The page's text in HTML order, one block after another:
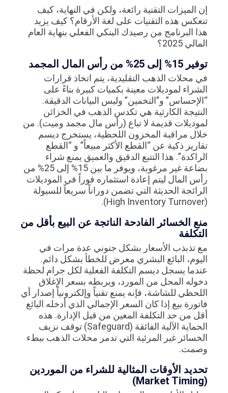
إن الميزات التقنية رائعة، ولكن في النهاية، كيف
تنعكس هذه التقنيات على لغة الأرقام؟ كيف يزيد
هذا البرنامج من رصيدك البنكي الفعلي بنهاية العام
المالي 2025؟
توفير 15% إلى 25% من رأس المال المجمد
في محلات الذهب التقليدية، يتم اتخاذ قرارات
الشراء لموديلات معينة بكميات كبيرة بناءً على
“الإحساس” و”التخمين” وليس البيانات الدقيقة.
النتيجة الكارثية هي تكدس الذهب في الخزائن
لموديلات قديمة لا تباع (رأس مال مجمد وميت). من
خلال مراقبة المخزون اللحظية، يستخرج ديسم
تقارير ذكية عن “القطع الأكثر مبيعاً” و “القطع
الراكدة”. هذا التتبع الدقيق والعميق يمنع شراء
بضاعة غير مرغوبة، ويوفر ما بين 15% إلى 25% من
رأس المال ليتم إعادة استثماره فوراً في الموديلات
الرائجة الحديثة التي تضمن دوراناً سريعاً للسيولة
منع الخسائر الفادحة الناتجة عن البيع بأقل من
التكلفة
مع تذبذب الأسعار بشكل جنوني عدة مرات في
اليوم، البائع البشري معرض للخطأ بشكل دائم.
عندما يسجل ديسم التكلفة الفعلية لكل جرام لحظة
دخوله المحل من المورد، ويربطه بسعر الإغلاق
اللحظي للشاشة، فإنه يمنع تقنياً وإلكترونياً إصدار أي
فاتورة بيع إذا كان السعر الإجمالي الذي أدخله البائع
أقل من حد التكلفة المعين من قبل الإدارة. هذه
الحماية الآلية الفائقة (Safeguard) توقف نزيف
الخسائر غير المرئية التي تدمر محلات الذهب ببطء
وصمت.
تحديد الأوقات المثالية للشراء من الموردين